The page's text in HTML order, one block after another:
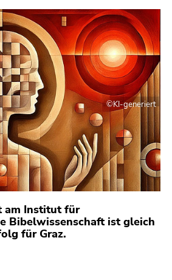
©KI-generiert
am Institut für
Bibelwissenschaft ist gleich
für Graz.